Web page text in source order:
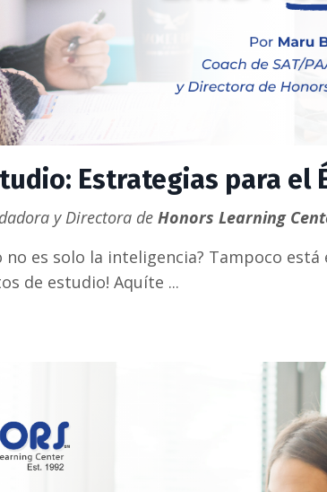
Estrategias para el
y Directora de Honors Learning
no es solo la inteligencia? Tampoco
de estudio! Aquíte ...